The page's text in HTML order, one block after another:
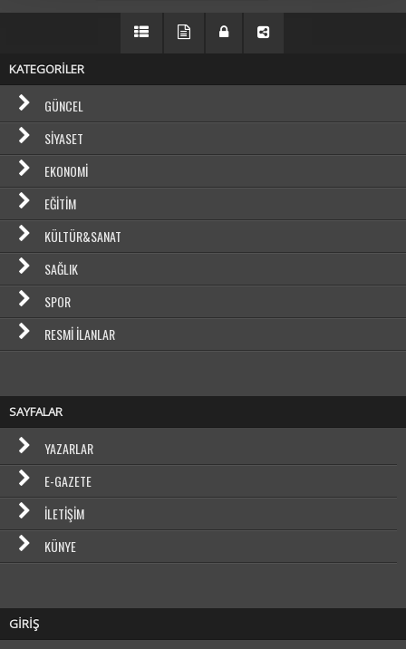
KATEGORİLER
GÜNCEL
SIYASET
EKONOMI
EĞITIM
KÜLTÜR&SANAT
SAĞLIK
SPOR
RESMI İLANLAR
SAYFALAR
YAZARLAR
E-GAZETE
İLETIŞIM
KÜNYE
GİRİŞ